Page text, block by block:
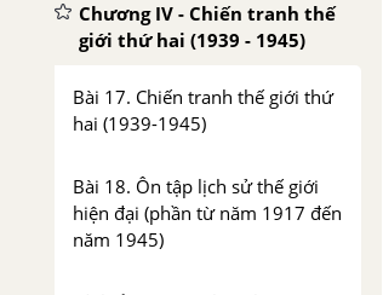
Chương IV - Chiến tranh thế
giới thứ hai (1939 - 1945)
Bài 17. Chiến tranh thế giới thứ
hai (1939-1945)
Bài 18. Ôn tập lịch sử thế giới
hiện đại (phần từ năm 1917 đến
năm 1945)